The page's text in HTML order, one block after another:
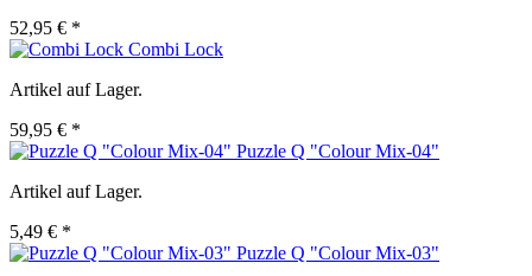
52,95 € *
Combi Lock
Artikel auf Lager.
59,95 € *
Puzzle Q "Colour Mix-04"
Artikel auf Lager.
5,49 € *
Puzzle Q "Colour Mix-03"